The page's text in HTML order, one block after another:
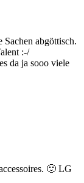
abgöttisch.
:-/
da ja sooo viele
🙂 LG